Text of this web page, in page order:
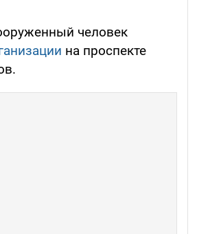
человек
на проспекте